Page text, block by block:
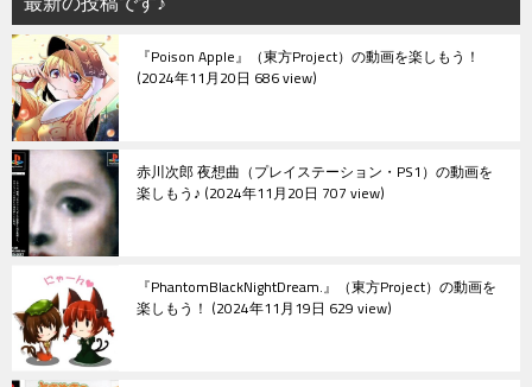
『Poison Apple』（東方Project）の動画を楽しもう！
2024年11月20日 686 view
赤川次郎 夜想曲（プレイステーション・PS1）の動画を
楽しもう♪ 2024年11月20日 707 view
『PhantomBlackNightDream.』（東方Project）の動画を
楽しもう！ 2024年11月19日 629 view